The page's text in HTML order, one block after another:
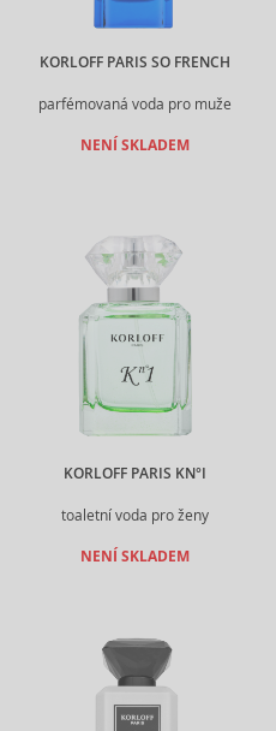
KORLOFF PARIS SO FRENCH
parfémovaná voda pro muže
NENÍ SKLADEM
KORLOFF PARIS KN°I
toaletní voda pro ženy
NENÍ SKLADEM